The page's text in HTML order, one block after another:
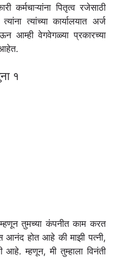
कर्मचाऱ्यांना पितृत्व रजेसाठी
त्यांच्या कार्यालयात अर्ज
आम्ही वेगवेगळ्या प्रकारच्या
आहेत.
१
तुमच्या कंपनीत काम करत
आनंद होत आहे की माझी पत्नी,
म्हणून, मी तुम्हाला विनंती